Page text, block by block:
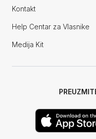
Kontakt
Help Centar za Vlasnike
Medija Kit